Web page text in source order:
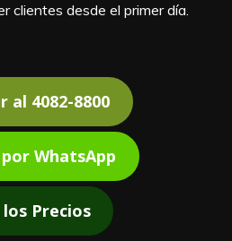
clientes desde el primer día.
al 4082-8800
WhatsApp
Precios